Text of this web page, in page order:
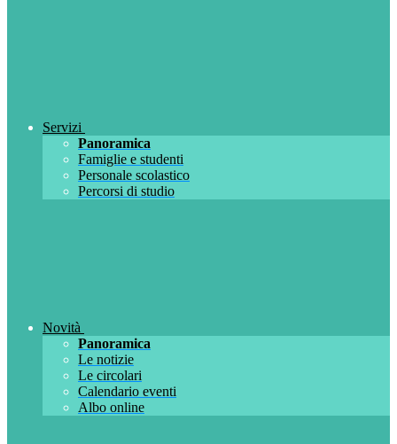
Servizi
Panoramica
Famiglie e studenti
Personale scolastico
Percorsi di studio
Novità
Panoramica
Le notizie
Le circolari
Calendario eventi
Albo online